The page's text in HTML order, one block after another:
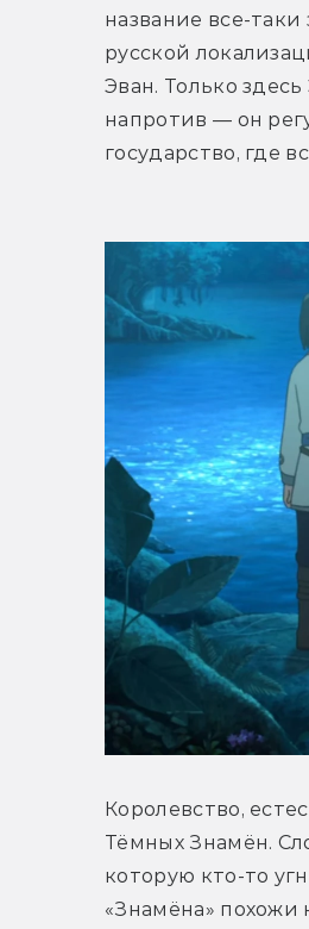
название все-
русской
Эван. Только
напротив — он
государство, где
Королевство,
Тёмных Знамён.
которую кто-то
«Знамёна»